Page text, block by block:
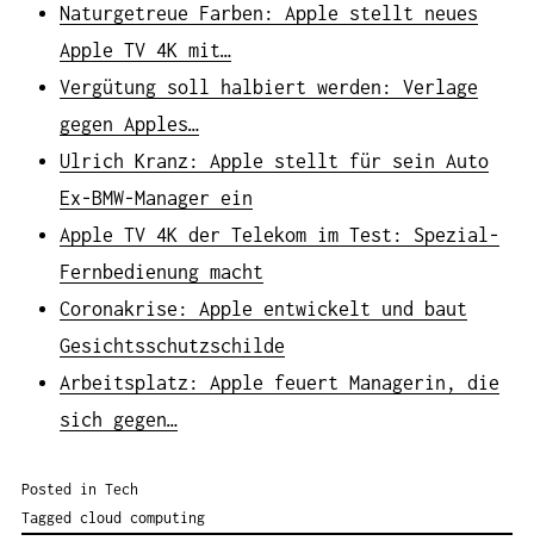
Naturgetreue Farben: Apple stellt neues
Apple TV 4K mit…
Vergütung soll halbiert werden: Verlage
gegen Apples…
Ulrich Kranz: Apple stellt für sein Auto
Ex-BMW-Manager ein
Apple TV 4K der Telekom im Test: Spezial-
Fernbedienung macht
Coronakrise: Apple entwickelt und baut
Gesichtsschutzschilde
Arbeitsplatz: Apple feuert Managerin, die
sich gegen…
Posted in Tech
Tagged cloud computing